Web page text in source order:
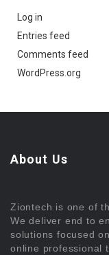
Log in
Entries feed
Comments feed
WordPress.org
About Us
Ziontech is one of
We deliver end to
solutions focused
online professional